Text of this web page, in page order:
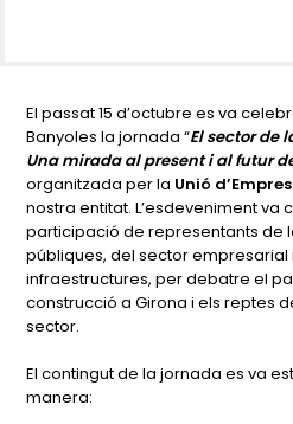
El passat 15 d’octubre es va
Banyoles la jornada “El sector de
Una mirada al present i al futur
organitzada per la Unió
nostra entitat. L’esdeveniment va
participació de representants de
públiques, del sector empresarial
infraestructures, per debatre el
construcció a Girona i els reptes
sector.
El contingut de la jornada es va
manera: